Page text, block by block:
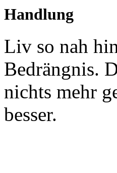
Handlung
Liv so nah
Bedrängnis.
nichts mehr
besser.